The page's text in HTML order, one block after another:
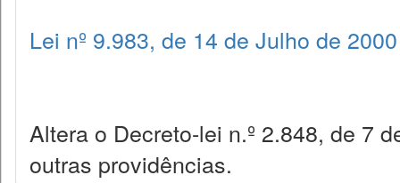
Lei nº 9.983, de 14 de Julho de 2000
Altera o Decreto-lei n.º 2.848, de 7
outras providências.